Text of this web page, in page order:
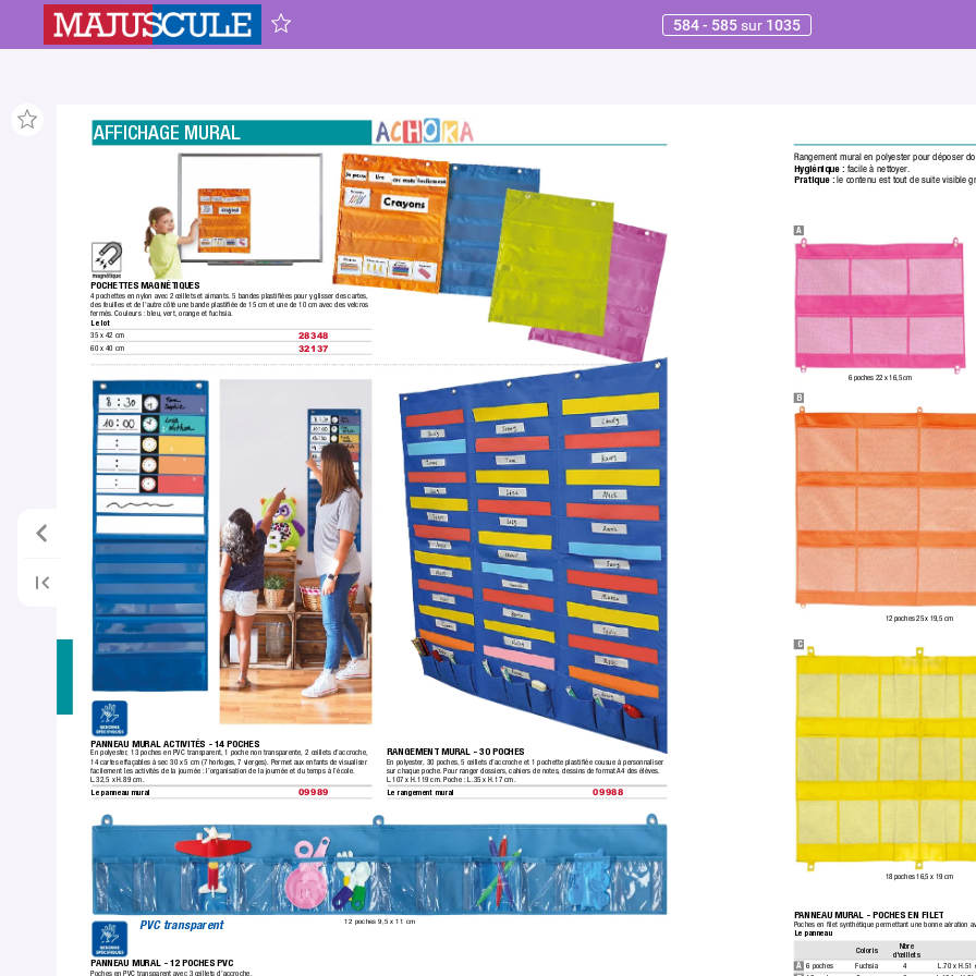
584 - 585 sur 1035
PVC transparent
AFFICHAGE MURAL
PANNEAU MURAL - 12 POCHES PVC
Poches en PVC transparent avec 3 œillets d’accroche.
RANGEMENT MURAL - 30 POCHES
En polyester, 30 poches, 5 œillets d’accroche et 1 pochette plastiﬁée cousue à personnaliser
sur chaque poche. Pour ranger dossiers, cahiers de notes, dessins de format A4 des élèves.
L.107 x H.119 cm. Poche : L.35 x H.17 cm.
Le rangement mural
09988
PANNEAU MURAL ACTIVITÉS - 14 POCHES
En polyester, 13 poches en PVC transparent, 1 poche non transparente, 2 œillets d’accroche,
14 cartes effaçables à sec 30 x 5 cm (7 horloges, 7 vierges). Permet aux enfants de visualiser
facilement les activités de la journée : l’organisation de la journée et du temps à l’école.
L.32,5 x H.89 cm.
Le panneau mural
09989
35 x 42 cm 28348
60 x 40 cm 32137
POCHETTES MAGNÉTIQUES
4 pochettes en nylon avec 2 œillets et aimants. 5 bandes plastiﬁées pour y glisser des cartes,
des feuilles et de l’autre côté une bande plastiﬁée de 15 cm et une de 10 cm avec des velcros
fermés. Couleurs : bleu, vert, orange et fuchsia.
Le lot
12 poches 9,5 x 11 cm
Rangement mural en polyester pour déposer
Hygiénique : facile à nettoyer.
Pratique : le contenu est tout de suite visible
6 poches 22 x 16,5 cm
12 poches 25 x 19,5 cm
18 poches 16,5 x 19 cm
Coloris
Nbre
d'œillets
A 6 poches Fuchsia 4 L.70 x H.51
PANNEAU MURAL - POCHES EN FILET
Poches en ﬁlet synthétique permettant une bonne aération
Le panneau
A
B
C